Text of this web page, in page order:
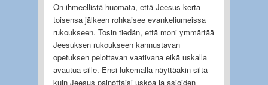
On ihmeellistä huomata, että Jeesus kerta
toisensa jälkeen rohkaisee evankeliumeissa
rukoukseen. Tosin tiedän, että moni ymmärtää
Jeesuksen rukoukseen kannustavan
opetuksen pelottavan vaativana eikä uskalla
avautua sille. Ensi lukemalla näyttääkin siltä
kuin Jeesus painottaisi uskoa ja asioiden